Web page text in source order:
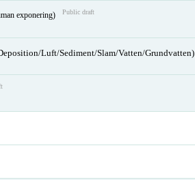
exponering) Public draft
Luft/Sediment/Slam/Vatten/Grundvatten)